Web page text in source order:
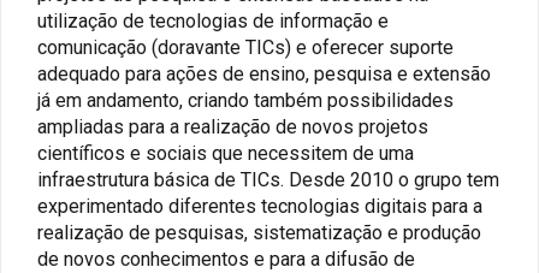
utilização de tecnologias de informação e
comunicação (doravante TICs) e oferecer suporte
adequado para ações de ensino, pesquisa e extensão
já em andamento, criando também possibilidades
ampliadas para a realização de novos projetos
científicos e sociais que necessitem de uma
infraestrutura básica de TICs. Desde 2010 o grupo tem
experimentado diferentes tecnologias digitais para a
realização de pesquisas, sistematização e produção
de novos conhecimentos e para a difusão de